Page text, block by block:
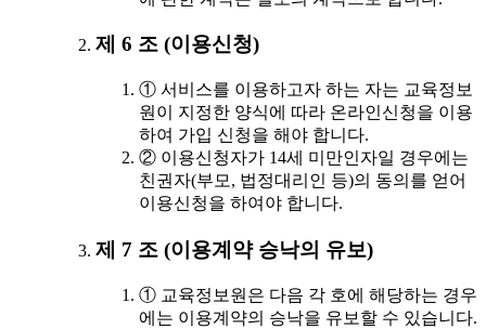
제 6 조 (이용신청)
① 서비스를 이용하고자 하는 자는 교육정보
원이 지정한 양식에 따라 온라인신청을 이용
하여 가입 신청을 해야 합니다.
② 이용신청자가 14세 미만인자일 경우에는
친권자(부모, 법정대리인 등)의 동의를 얻어
이용신청을 하여야 합니다.
제 7 조 (이용계약 승낙의 유보)
① 교육정보원은 다음 각 호에 해당하는 경우
에는 이용계약의 승낙을 유보할 수 있습니다.